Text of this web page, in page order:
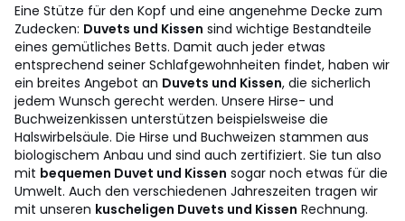
Eine Stütze für den Kopf und eine angenehme Decke zum
Zudecken: Duvets und Kissen sind wichtige Bestandteile
eines gemütliches Betts. Damit auch jeder etwas
entsprechend seiner Schlafgewohnheiten findet, haben wir
ein breites Angebot an Duvets und Kissen, die sicherlich
jedem Wunsch gerecht werden. Unsere Hirse- und
Buchweizenkissen unterstützen beispielsweise die
Halswirbelsäule. Die Hirse und Buchweizen stammen aus
biologischem Anbau und sind auch zertifiziert. Sie tun also
mit bequemen Duvet und Kissen sogar noch etwas für die
Umwelt. Auch den verschiedenen Jahreszeiten tragen wir
mit unseren kuscheligen Duvets und Kissen Rechnung.